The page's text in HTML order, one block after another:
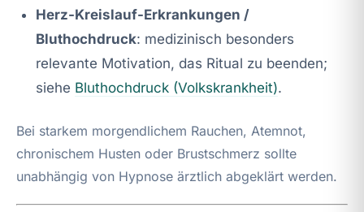
Herz‑Kreislauf-Erkrankungen /
Bluthochdruck: medizinisch besonders
relevante Motivation, das Ritual zu beenden;
siehe Bluthochdruck (Volkskrankheit).
Bei starkem morgendlichem Rauchen, Atemnot,
chronischem Husten oder Brustschmerz sollte
unabhängig von Hypnose ärztlich abgeklärt werden.